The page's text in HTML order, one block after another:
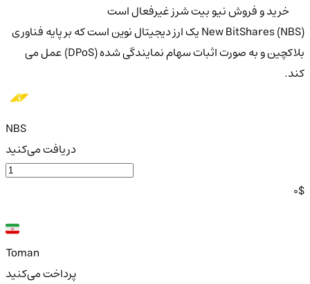
خرید و فروش نیو بیت شرز غیرفعال است
New BitShares (NBS) یک ارز دیجیتال نوین است که بر پایه فناوری
بلاکچین و به صورت اثبات سهام نمایندگی شده (DPoS) عمل می
کند.
NBS
دریافت می‌کنید
0$
Toman
پرداخت می‌کنید